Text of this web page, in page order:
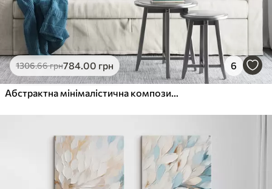
1306.66грн784.00 грн 6
Абстрактна мінімалістична композиція з синіми та бежевими фігурами